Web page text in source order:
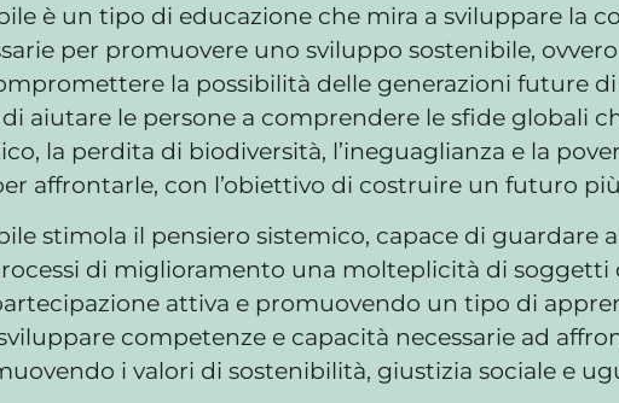
è un tipo di educazione che mira a sviluppare la
per promuovere uno sviluppo sostenibile,
la possibilità delle generazioni future di
aiutare le persone a comprendere le sfide globali
la perdita di biodiversità, l’ineguaglianza e la
affrontarle, con l’obiettivo di costruire un futuro
stimola il pensiero sistemico, capace di
di miglioramento una molteplicità di soggetti
attiva e promuovendo un tipo di
competenze e capacità necessarie ad
i valori di sostenibilità, giustizia sociale e